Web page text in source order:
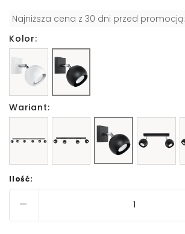
Najniższa cena z 30 dni przed promocją:
Kolor:
Wariant:
Ilość: